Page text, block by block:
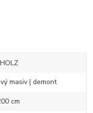
masiv | demont
cm